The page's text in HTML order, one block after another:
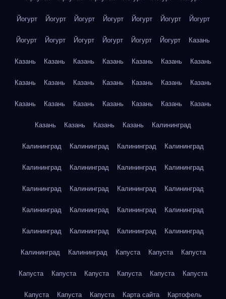
Йогурт Йогурт Йогурт Йогурт Йогурт Йогурт Йогурт
Йогурт Йогурт Йогурт Йогурт Йогурт Йогурт Казань
Казань Казань Казань Казань Казань Казань Казань
Казань Казань Казань Казань Казань Казань Казань
Казань Казань Казань Казань Казань Казань Казань
Казань Казань Казань Казань Калининград
Калининград Калининград Калининград Калининград
Калининград Калининград Калининград Калининград
Калининград Калининград Калининград Калининград
Калининград Калининград Калининград Калининград
Калининград Калининград Калининград Калининград
Калининград Калининград Капуста Капуста Капуста
Капуста Капуста Капуста Капуста Капуста Капуста
Капуста Капуста Капуста Карта сайта Картофель